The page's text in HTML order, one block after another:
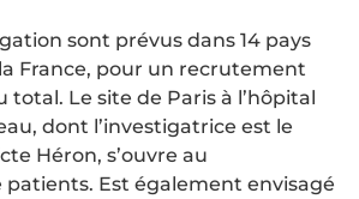
sont prévus dans 14 pays
France, pour un recrutement
total. Le site de Paris à l’hôpital
dont l’investigatrice est le
Héron, s’ouvre au
Est également envisagé